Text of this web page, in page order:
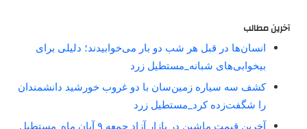
آخرین مطالب
انسان‌ها در قبل هر شب دو بار می‌خوابیدند؛ دلیلی برای
بیخوابی‌های شبانه_مستطیل زرد
کشف سه سیاره زمین‌سان با دو غروب خورشید دانشمندان
را شگفت‌زده کرد_مستطیل زرد
آخرین قیمت ماشین در بازار آزاد جمعه ۹ آبان ماه_مستطیل